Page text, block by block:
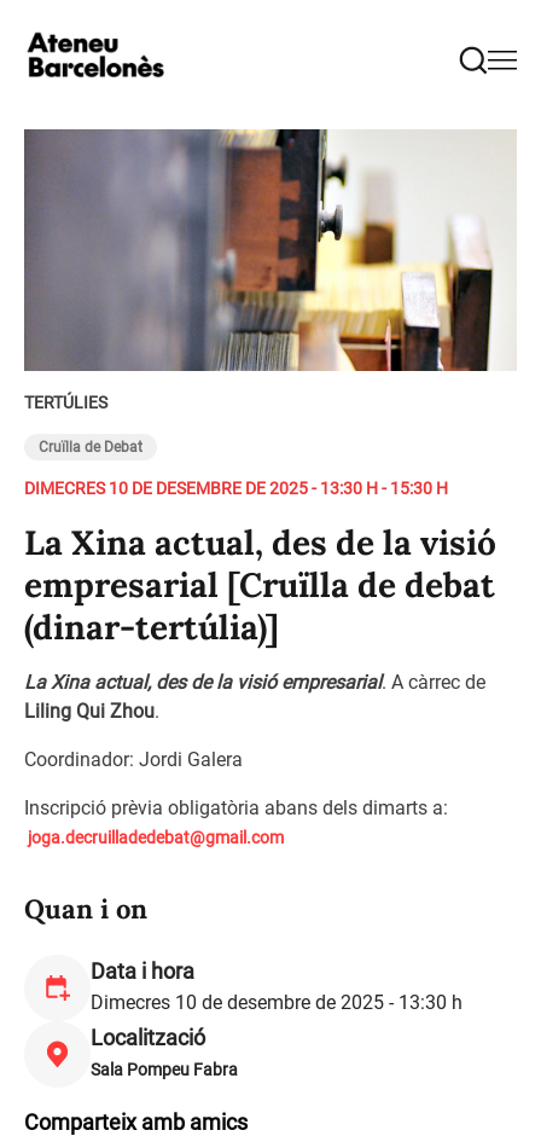
TERTÚLIES
Cruïlla de Debat
DIMECRES 10 DE DESEMBRE DE 2025 - 13:30 H - 15:30 H
La Xina actual, des de la visió
empresarial [Cruïlla de debat
(dinar-tertúlia)]
La Xina actual, des de la visió empresarial. A càrrec de
Liling Qui Zhou.
Coordinador: Jordi Galera
Inscripció prèvia obligatòria abans dels dimarts a:
joga.decruilladedebat@gmail.com
Quan i on
Data i hora
Dimecres 10 de desembre de 2025 - 13:30 h
Localització
Sala Pompeu Fabra
Comparteix amb amics